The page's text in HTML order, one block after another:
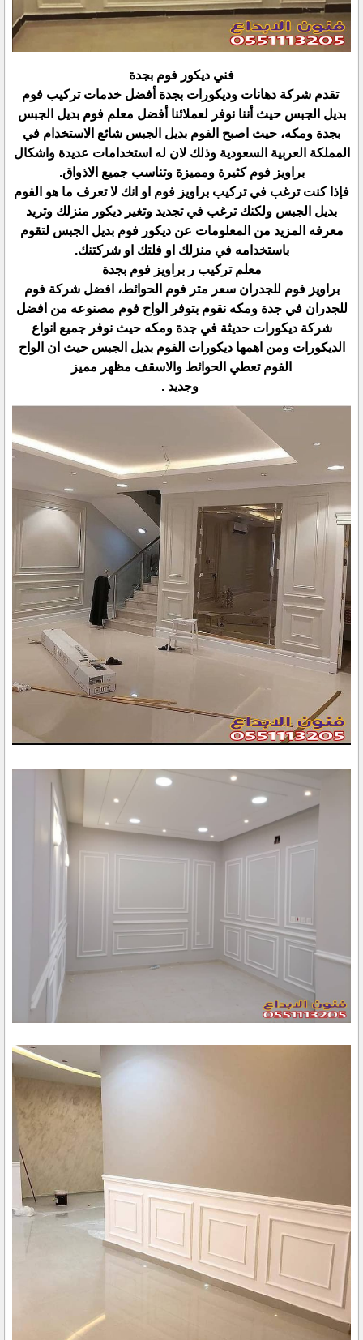
فني ديكور فوم بجدة
تقدم شركة دهانات وديكورات بجدة أفضل خدمات تركيب فوم
بديل الجبس حيث أننا نوفر لعملائنا أفضل معلم فوم بديل الجبس
بجدة ومكه، حيث اصبح الفوم بديل الجبس شائع الاستخدام في
المملكة العربية السعودية وذلك لان له استخدامات عديدة واشكال
براويز فوم كثيرة ومميزة وتناسب جميع الاذواق.
فإذا كنت ترغب في تركيب براويز فوم او انك لا تعرف ما هو الفوم
بديل الجبس ولكنك ترغب في تجديد وتغير ديكور منزلك وتريد
معرفه المزيد من المعلومات عن ديكور فوم بديل الجبس لتقوم
باستخدامه في منزلك او فلتك او شركتنك.
معلم تركيب ر براويز فوم بجدة
براويز فوم للجدران سعر متر فوم الحوائط، افضل شركة فوم
للجدران في جدة ومكه نقوم بتوفر الواح فوم مصنوعه من افضل
شركة ديكورات حديثة في جدة ومكه حيث نوفر جميع انواع
الديكورات ومن اهمها ديكورات الفوم بديل الجبس حيث ان الواح
الفوم تعطي الحوائط والاسقف مظهر مميز
وجديد .